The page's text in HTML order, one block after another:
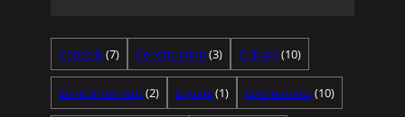
Conseils(7) Construction (3) Culture(10)
Environnement(2) Équipe(1) Événements(10)